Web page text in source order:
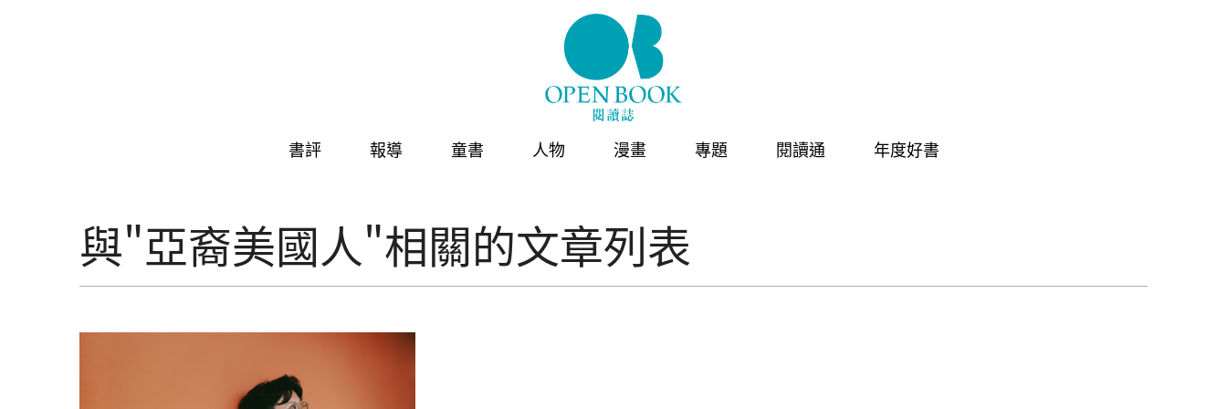
書評 報導 童書 人物 漫畫 專題 閱讀通 年度好書
與"亞裔美國人"相關的文章列表